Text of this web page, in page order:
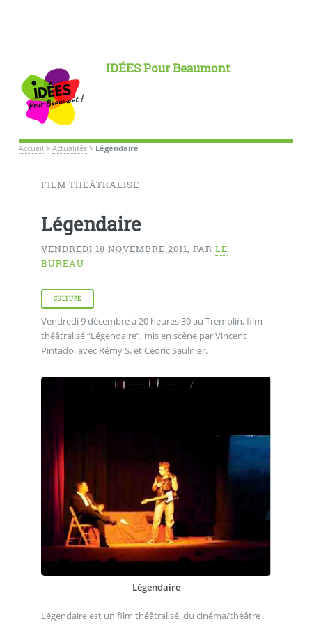
IDÉES Pour Beaumont
Accueil > Actualités> Légendaire
FILM THÉÂTRALISÉ
Légendaire
VENDREDI 18 NOVEMBRE 2011, PAR LE
BUREAU
CULTURE
Vendredi 9 décembre à 20 heures 30 au Tremplin, film
théâtralisé “Légendaire”, mis en scène par Vincent
Pintado, avec Rémy S. et Cédric Saulnier.
Légendaire
Légendaire est un film théâtralisé, du cinéma/théâtre